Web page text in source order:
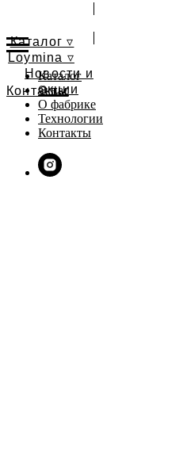
Каталог ▿
Loymina ▿
Новости и
акции
Контакты
Каталог
О нас
О фабрике
Технологии
Контакты